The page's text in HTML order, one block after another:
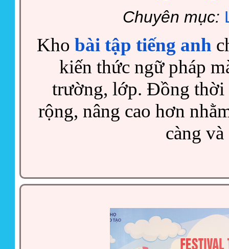
Chuyên mục:
Kho bài tập tiếng anh
kiến thức ngữ pháp
trường, lớp. Đồng thời
rộng, nâng cao hơn
càng và